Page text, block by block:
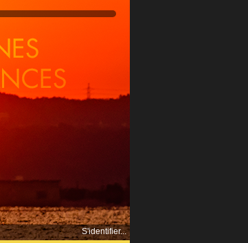
S'identifier...